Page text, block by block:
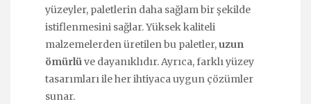
yüzeyler, paletlerin daha sağlam bir şekilde
istiflenmesini sağlar. Yüksek kaliteli
malzemelerden üretilen bu paletler,uzun
ömürlüve dayanıklıdır. Ayrıca, farklı yüzey
tasarımları ile her ihtiyaca uygun çözümler
sunar.